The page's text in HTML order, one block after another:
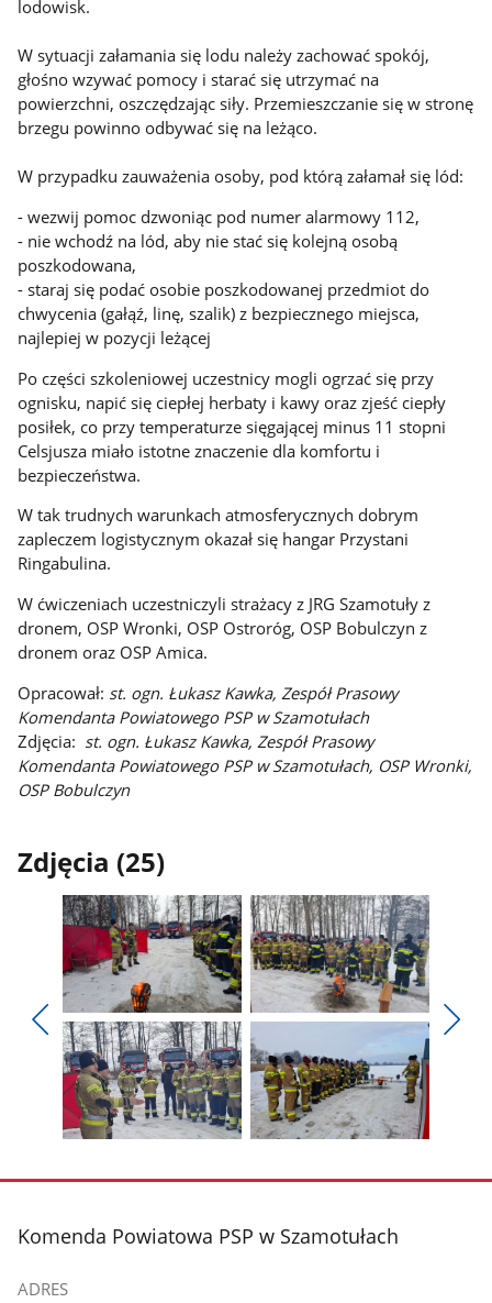
lodowisk.
W sytuacji załamania się lodu należy zachować spokój,
głośno wzywać pomocy i starać się utrzymać na
powierzchni, oszczędzając siły. Przemieszczanie się w stronę
brzegu powinno odbywać się na leżąco.
W przypadku zauważenia osoby, pod którą załamał się lód:
- wezwij pomoc dzwoniąc pod numer alarmowy 112,
- nie wchodź na lód, aby nie stać się kolejną osobą
poszkodowana,
- staraj się podać osobie poszkodowanej przedmiot do
chwycenia (gałąź, linę, szalik) z bezpiecznego miejsca,
najlepiej w pozycji leżącej
Po części szkoleniowej uczestnicy mogli ogrzać się przy
ognisku, napić się ciepłej herbaty i kawy oraz zjeść ciepły
posiłek, co przy temperaturze sięgającej minus 11 stopni
Celsjusza miało istotne znaczenie dla komfortu i
bezpieczeństwa.
W tak trudnych warunkach atmosferycznych dobrym
zapleczem logistycznym okazał się hangar Przystani
Ringabulina.
W ćwiczeniach uczestniczyli strażacy z JRG Szamotuły z
dronem, OSP Wronki, OSP Ostroróg, OSP Bobulczyn z
dronem oraz OSP Amica.
Opracował: st. ogn. Łukasz Kawka, Zespół Prasowy
Komendanta Powiatowego PSP w Szamotułach
Zdjęcia: st. ogn. Łukasz Kawka, Zespół Prasowy
Komendanta Powiatowego PSP w Szamotułach, OSP Wronki,
OSP Bobulczyn
Zdjęcia (25)
Pokaż
poprzednie
zdjęcia
Pokaż
zdjęcie
1
z
galerii.
Pokaż
zdjęcie
2
z
galerii.
zdjęcie
galerii.
zdjęcie
galerii.
stopka
Komenda Powiatowa PSP w Szamotułach
ADRES